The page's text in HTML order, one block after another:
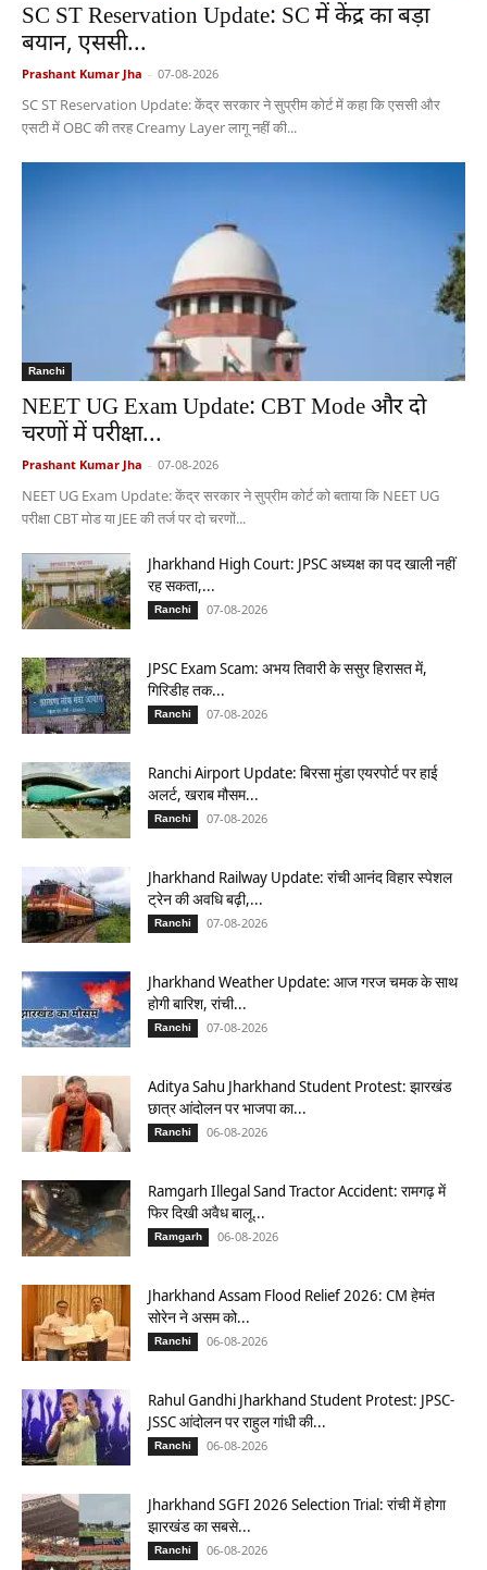
SC ST Reservation Update: SC में केंद्र का बड़ा
बयान, एससी...
Prashant Kumar Jha - 07-08-2026
SC ST Reservation Update: केंद्र सरकार ने सुप्रीम कोर्ट में कहा कि एससी और
एसटी में OBC की तरह Creamy Layer लागू नहीं की...
Ranchi
NEET UG Exam Update: CBT Mode और दो
चरणों में परीक्षा...
Prashant Kumar Jha - 07-08-2026
NEET UG Exam Update: केंद्र सरकार ने सुप्रीम कोर्ट को बताया कि NEET UG
परीक्षा CBT मोड या JEE की तर्ज पर दो चरणों...
Jharkhand High Court: JPSC अध्यक्ष का पद खाली नहीं
रह सकता,...
Ranchi 07-08-2026
JPSC Exam Scam: अभय तिवारी के ससुर हिरासत में,
गिरिडीह तक...
Ranchi 07-08-2026
Ranchi Airport Update: बिरसा मुंडा एयरपोर्ट पर हाई
अलर्ट, खराब मौसम...
Ranchi 07-08-2026
Jharkhand Railway Update: रांची आनंद विहार स्पेशल
ट्रेन की अवधि बढ़ी,...
Ranchi 07-08-2026
Jharkhand Weather Update: आज गरज चमक के साथ
होगी बारिश, रांची...
Ranchi 07-08-2026
Aditya Sahu Jharkhand Student Protest: झारखंड
छात्र आंदोलन पर भाजपा का...
Ranchi 06-08-2026
Ramgarh Illegal Sand Tractor Accident: रामगढ़ में
फिर दिखी अवैध बालू...
Ramgarh 06-08-2026
Jharkhand Assam Flood Relief 2026: CM हेमंत
सोरेन ने असम को...
Ranchi 06-08-2026
Rahul Gandhi Jharkhand Student Protest: JPSC-
JSSC आंदोलन पर राहुल गांधी की...
Ranchi 06-08-2026
Jharkhand SGFI 2026 Selection Trial: रांची में होगा
झारखंड का सबसे...
Ranchi 06-08-2026